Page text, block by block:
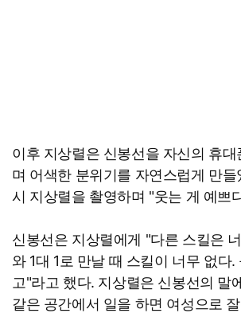
이후 지상렬은 신봉선을 자신의 휴대
며 어색한 분위기를 자연스럽게 만들
시 지상렬을 촬영하며 "웃는 게 예쁘
신봉선은 지상렬에게 "다른 스킬은
와 1대 1로 만날 때 스킬이 너무 없다
고"라고 했다. 지상렬은 신봉선의 말
같은 공간에서 일을 하면 여성으로